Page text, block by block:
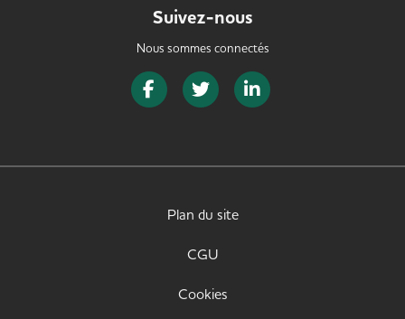
Suivez-nous
Nous sommes connectés
Page Facebook de SeniorJob
Page Twitter de SeniorJob
Plan du site
CGU
Cookies